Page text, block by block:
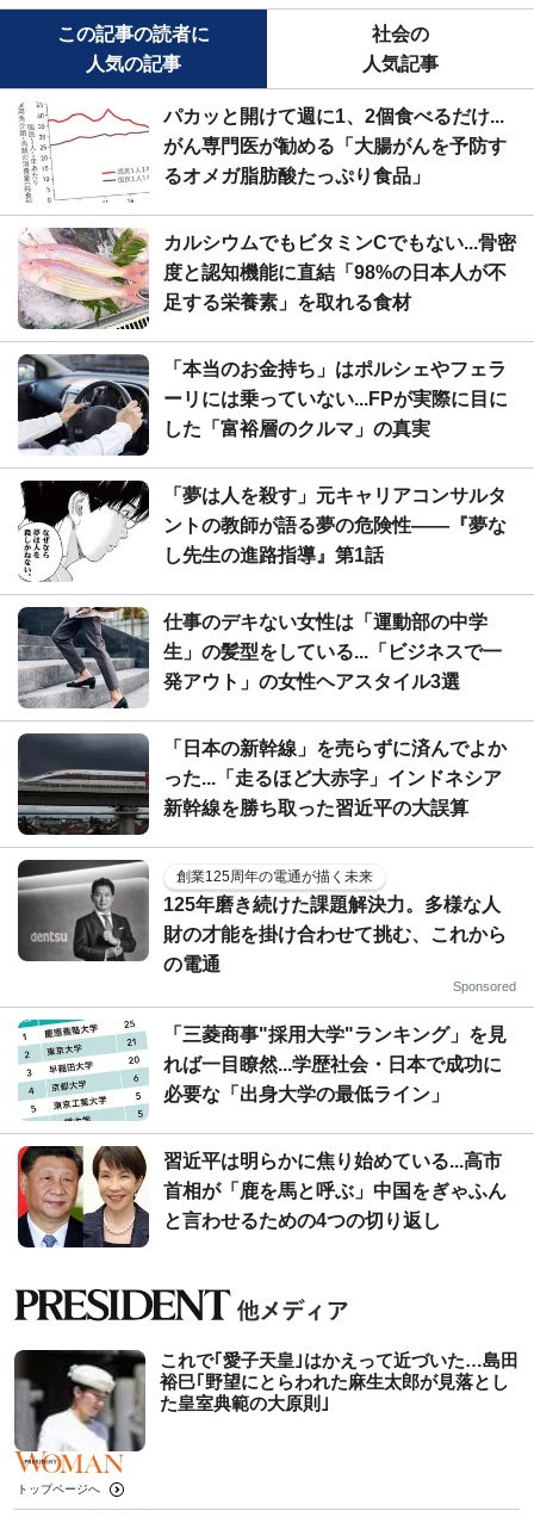
この記事の読者に
人気の記事
社会の
人気記事
パカッと開けて週に1、2個食べるだけ...
がん専門医が勧める「大腸がんを予防す
るオメガ脂肪酸たっぷり食品」
カルシウムでもビタミンCでもない...骨密
度と認知機能に直結「98%の日本人が不
足する栄養素」を取れる食材
「本当のお金持ち」はポルシェやフェラ
ーリには乗っていない...FPが実際に目に
した「富裕層のクルマ」の真実
「夢は人を殺す」元キャリアコンサルタ
ントの教師が語る夢の危険性――『夢な
し先生の進路指導』第1話
仕事のデキない女性は「運動部の中学
生」の髪型をしている...「ビジネスで一
発アウト」の女性ヘアスタイル3選
「日本の新幹線」を売らずに済んでよか
った...「走るほど大赤字」インドネシア
新幹線を勝ち取った習近平の大誤算
創業125周年の電通が描く未来
125年磨き続けた課題解決力。多様な人
財の才能を掛け合わせて挑む、これから
の電通
Sponsored
「三菱商事"採用大学"ランキング」を見
れば一目瞭然...学歴社会・日本で成功に
必要な「出身大学の最低ライン」
習近平は明らかに焦り始めている...高市
首相が「鹿を馬と呼ぶ」中国をぎゃふん
と言わせるための4つの切り返し
これで｢愛子天皇｣はかえって近づいた…島田
裕巳｢野望にとらわれた麻生太郎が見落とし
た皇室典範の大原則｣
トップページへ